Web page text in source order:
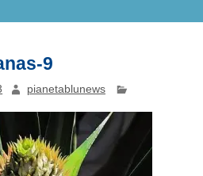
9
pianetablunews